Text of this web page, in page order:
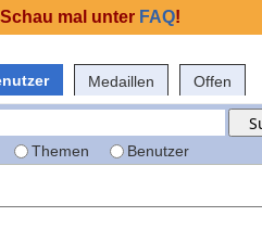
Medaillen Offen
Themen Benutzer
mal unter FAQ!